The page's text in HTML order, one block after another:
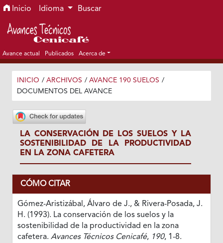
Ir al menú de navegación principal
Ir al contenido principal
Ir al pie de página del sitio
Inicio Idioma Buscar
Avance actual Publicados Acerca de
INICIO / ARCHIVOS / AVANCE 190 SUELOS /
DOCUMENTOS DEL AVANCE
LA CONSERVACIÓN DE LOS SUELOS Y LA
SOSTENIBILIDAD DE LA PRODUCTIVIDAD
EN LA ZONA CAFETERA
CÓMO CITAR
Gómez-Aristizábal, Álvaro de J., & Rivera-Posada, J.
H. (1993). La conservación de los suelos y la
sostenibilidad de la productividad en la zona
cafetera. Avances Técnicos Cenicafé, 190, 1-8.